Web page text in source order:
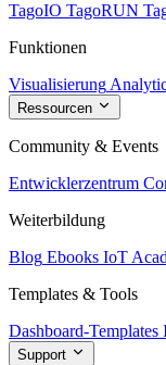
TagoIO TagoRUN
Funktionen
Visualisierung
Ressourcen
Community & Events
Entwicklerzentrum
Weiterbildung
Blog Ebooks IoT
Templates & Tools
Dashboard-Templates
Support